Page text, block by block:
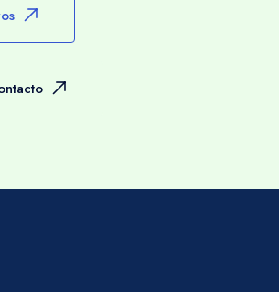
agua potable, cámara, gorra,
etc., ya que puede que no
todo momento durante el día.